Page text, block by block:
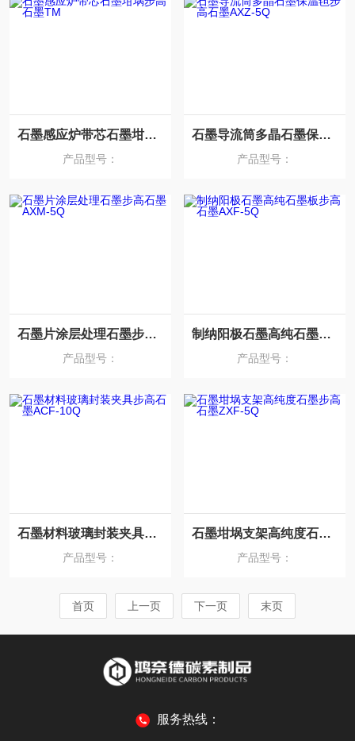
石墨感应炉带芯石墨坩埚步高石墨TM
产品型号：
石墨导流筒多晶石墨保温毡步高石墨AXZ-5Q
产品型号：
石墨片涂层处理石墨步高石墨AXM-5Q
产品型号：
制纳阳极石墨高纯石墨板步高石墨AXF-5Q
产品型号：
石墨材料玻璃封装夹具步高石墨ACF-10Q
产品型号：
石墨坩埚支架高纯度石墨步高石墨ZXF-5Q
产品型号：
首页 上一页 下一页 末页
服务热线：